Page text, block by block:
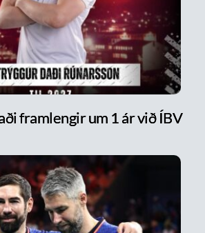
framlengir um 1 ár við ÍBV